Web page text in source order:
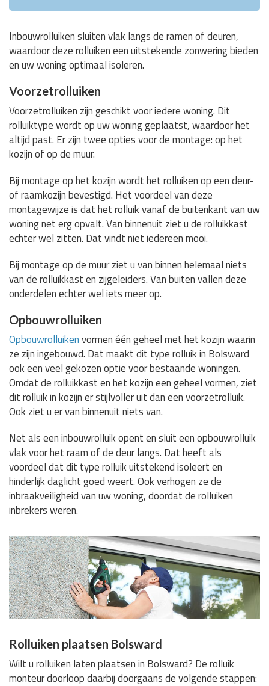
Inbouwrolluiken sluiten vlak langs de ramen of deuren,
waardoor deze rolluiken een uitstekende zonwering bieden
en uw woning optimaal isoleren.
Voorzetrolluiken
Voorzetrolluiken zijn geschikt voor iedere woning. Dit
rolluiktype wordt op uw woning geplaatst, waardoor het
altijd past. Er zijn twee opties voor de montage: op het
kozijn of op de muur.
Bij montage op het kozijn wordt het rolluiken op een deur-
of raamkozijn bevestigd. Het voordeel van deze
montagewijze is dat het rolluik vanaf de buitenkant van uw
woning net erg opvalt. Van binnenuit ziet u de rolluikkast
echter wel zitten. Dat vindt niet iedereen mooi.
Bij montage op de muur ziet u van binnen helemaal niets
van de rolluikkast en zijgeleiders. Van buiten vallen deze
onderdelen echter wel iets meer op.
Opbouwrolluiken
Opbouwrolluikenvormen één geheel met het kozijn waarin
ze zijn ingebouwd. Dat maakt dit type rolluik in Bolsward
ook een veel gekozen optie voor bestaande woningen.
Omdat de rolluikkast en het kozijn een geheel vormen, ziet
dit rolluik in kozijn er stijlvoller uit dan een voorzetrolluik.
Ook ziet u er van binnenuit niets van.
Net als een inbouwrolluik opent en sluit een opbouwrolluik
vlak voor het raam of de deur langs. Dat heeft als
voordeel dat dit type rolluik uitstekend isoleert en
hinderlijk daglicht goed weert. Ook verhogen ze de
inbraakveiligheid van uw woning, doordat de rolluiken
inbrekers weren.
Rolluiken plaatsen Bolsward
Wilt u rolluiken laten plaatsen in Bolsward? De rolluik
monteur doorloop daarbij doorgaans de volgende stappen: